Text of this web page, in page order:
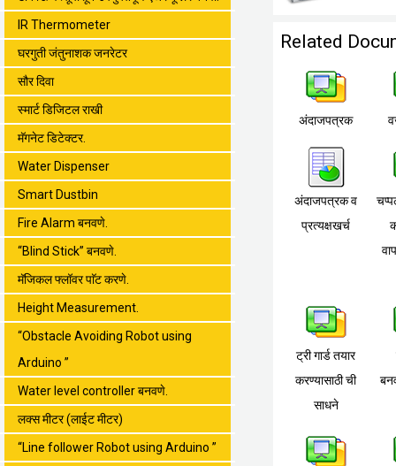
IR Thermometer
घरगुती जंतुनाशक जनरेटर
सौर दिवा
स्मार्ट डिजिटल राखी
मॅगनेट डिटेक्टर.
Water Dispenser
Smart Dustbin
Fire Alarm बनवणे.
“Blind Stick” बनवणे.
मॅजिकल फ्लॉवर पाॅट करणे.
Height Measurement.
“Obstacle Avoiding Robot using
Arduino ”
Water level controller बनवणे.
लक्स मीटर (लाईट मीटर)
“Line follower Robot using Arduino ”
Related
अंदाजपत्रक
अंदाजपत्रक व
प्रत्यक्षखर्च
ट्री गार्ड तयार
करण्यासाठी ची
साधने